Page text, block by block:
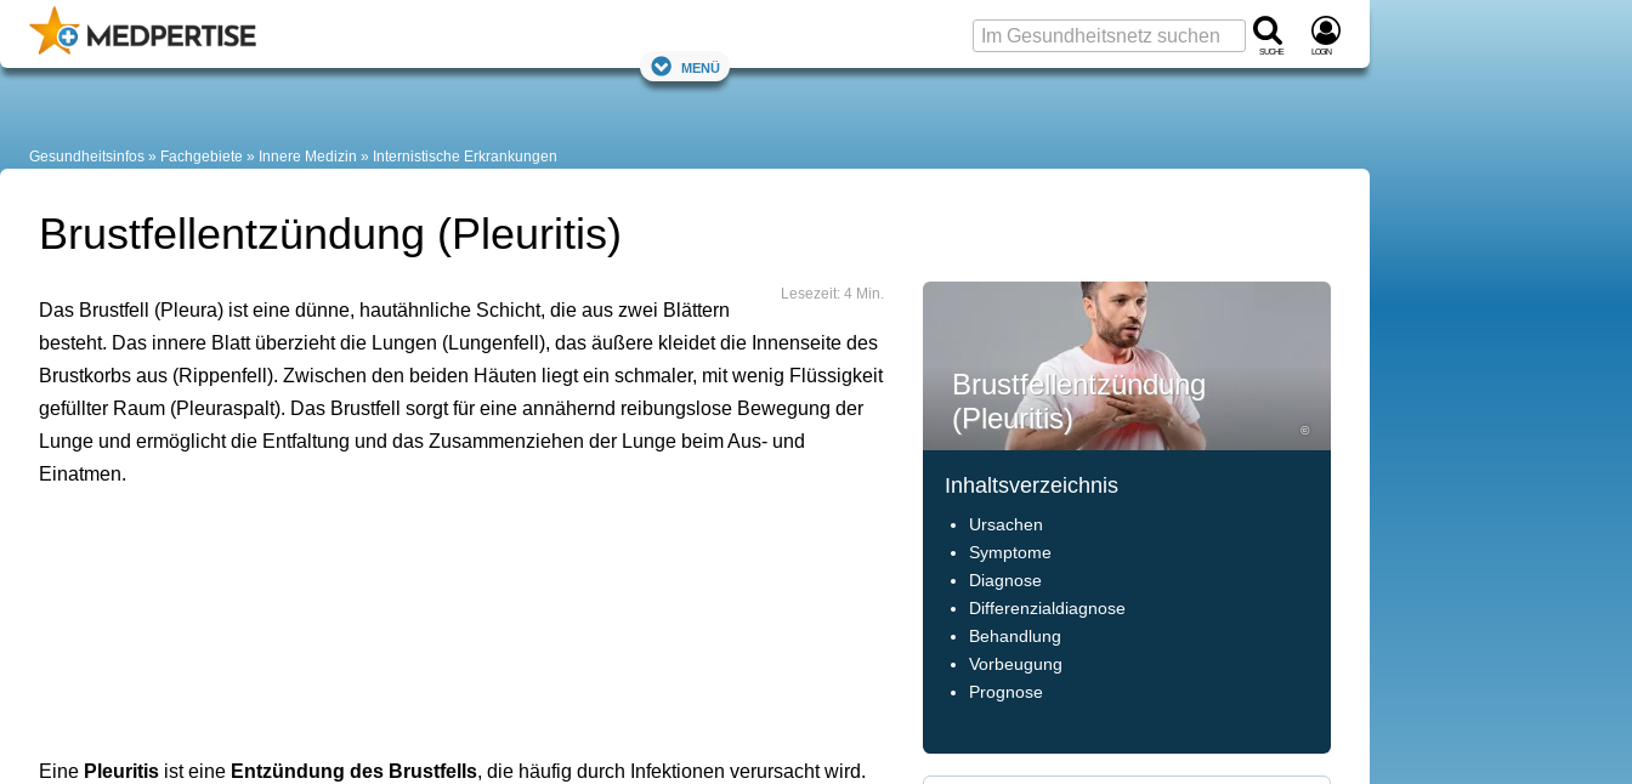
Suche Login
Menü
Gesundheitsinfos Fachgebiete Innere Medizin Internistische Erkrankungen
Brustfellentzündung (Pleuritis)
Lesezeit: 4 Min.
Das Brustfell (Pleura) ist eine dünne, hautähnliche Schicht, die aus zwei Blättern
besteht. Das innere Blatt überzieht die Lungen (Lungenfell), das äußere kleidet die Innenseite des
Brustkorbs aus (Rippenfell). Zwischen den beiden Häuten liegt ein schmaler, mit wenig Flüssigkeit
gefüllter Raum (Pleuraspalt). Das Brustfell sorgt für eine annähernd reibungslose Bewegung der
Lunge und ermöglicht die Entfaltung und das Zusammenziehen der Lunge beim Aus- und
Einatmen.
Eine Pleuritis ist eine Entzündung des Brustfells, die häufig durch Infektionen verursacht wird.
Brustfellentzündung
(Pleuritis)
©
Inhaltsverzeichnis
Ursachen
Symptome
Diagnose
Differenzialdiagnose
Behandlung
Vorbeugung
Prognose